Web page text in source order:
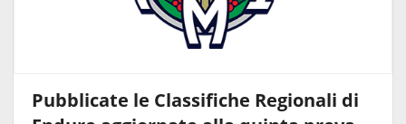
Pubblicate le Classifiche Regionali di